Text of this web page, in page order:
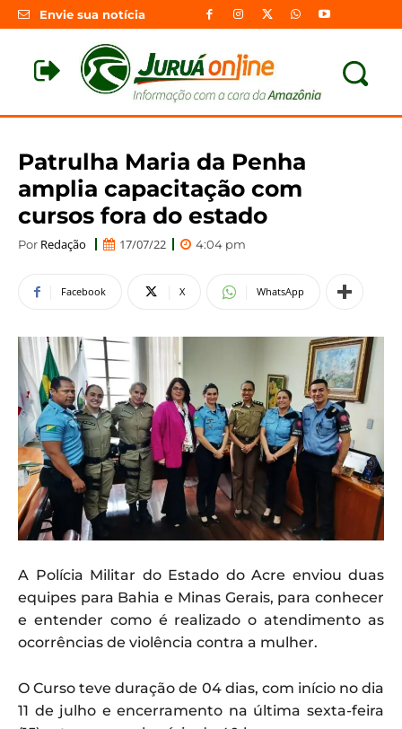
Envie sua notícia
Patrulha Maria da Penha
amplia capacitação com
cursos fora do estado
Por Redação 17/07/22 4:04 pm
Facebook X WhatsApp
A Polícia Militar do Estado do Acre enviou duas
equipes para Bahia e Minas Gerais, para conhecer
e entender como é realizado o atendimento as
ocorrências de violência contra a mulher.
O Curso teve duração de 04 dias, com início no dia
11 de julho e encerramento na última sexta-feira